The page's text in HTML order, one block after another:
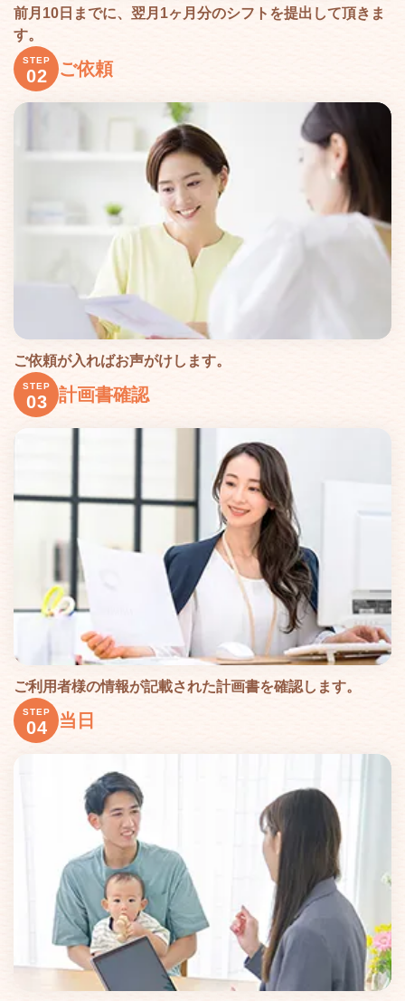
前月10日までに、翌月1ヶ月分のシフトを提出して頂きま
す。
STEP
02 ご依頼
ご依頼が入ればお声がけします。
STEP
03 計画書確認
ご利用者様の情報が記載された計画書を確認します。
STEP
04 当日